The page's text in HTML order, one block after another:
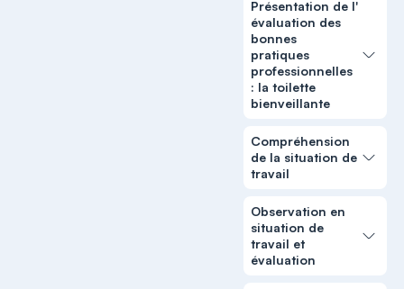
Présentation de l'
évaluation des
bonnes
pratiques
professionnelles
: la toilette
bienveillante
Compréhension
de la situation de
travail
Observation en
situation de
travail et
évaluation